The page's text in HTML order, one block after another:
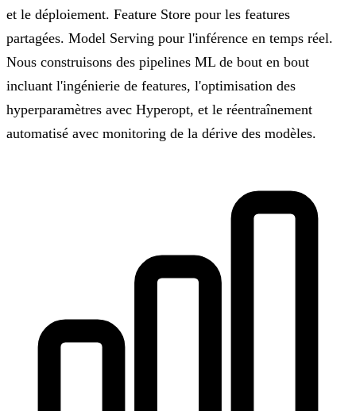
et le déploiement. Feature Store pour les features
partagées. Model Serving pour l'inférence en temps réel.
Nous construisons des pipelines ML de bout en bout
incluant l'ingénierie de features, l'optimisation des
hyperparamètres avec Hyperopt, et le réentraînement
automatisé avec monitoring de la dérive des modèles.